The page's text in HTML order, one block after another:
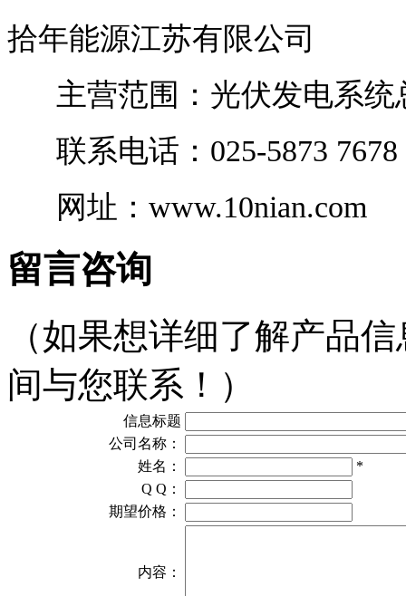
拾年能源江苏有限公司
主营范围：光伏发电系统
联系电话： 025-5873
网址： www.10nian.com
留言咨询
（如果想详细了解产品
间与您联系！）
信息标题
公司名称：
姓名：
*
Q Q：
期望价格：
内容：